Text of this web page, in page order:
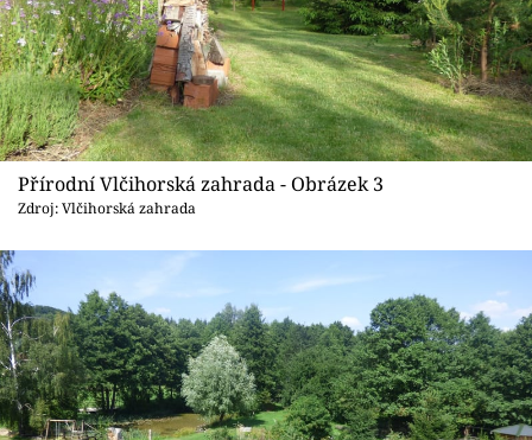
Přírodní Vlčihorská zahrada - Obrázek 3
Zdroj: Vlčihorská zahrada